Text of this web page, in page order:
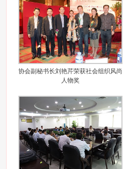
协会副秘书长刘艳芹荣获社会组织风尚
人物奖